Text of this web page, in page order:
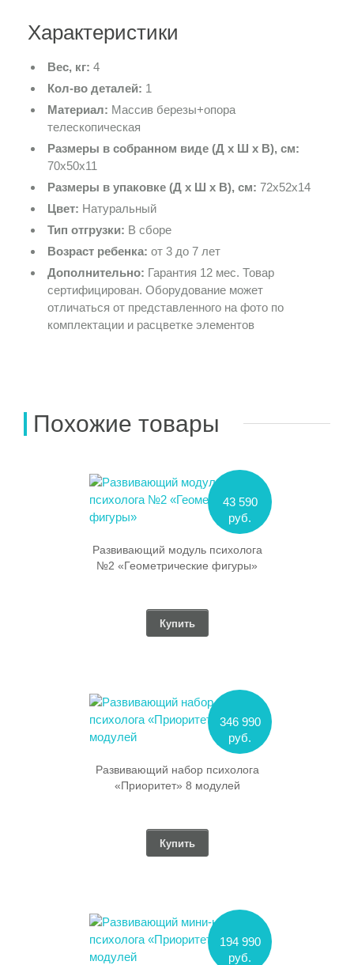
Характеристики
Вес, кг: 4
Кол-во деталей: 1
Материал: Массив березы+опора
телескопическая
Размеры в собранном виде (Д х Ш х В), см:
70х50х11
Размеры в упаковке (Д х Ш х В), см: 72х52х14
Цвет: Натуральный
Тип отгрузки: В сборе
Возраст ребенка: от 3 до 7 лет
Дополнительно: Гарантия 12 мес. Товар
сертифицирован. Оборудование может
отличаться от представленного на фото по
комплектации и расцветке элементов
Похожие товары
43 590
руб.
Развивающий модуль психолога
№2 «Геометрические фигуры»
Купить
346 990
руб.
Развивающий набор психолога
«Приоритет» 8 модулей
Купить
194 990
руб.